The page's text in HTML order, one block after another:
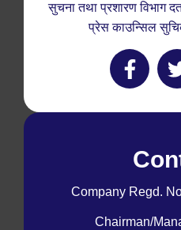
सुचना तथा प्रशारण विभाग
प्रेस काउन्सिल
Company Regd.
Chairman/